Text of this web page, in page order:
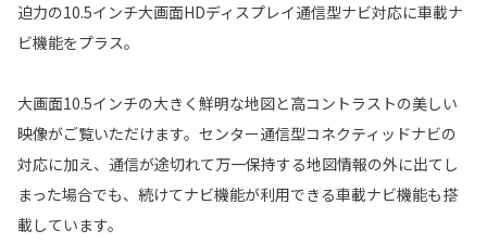
迫力の10.5インチ大画面HDディスプレイ通信型ナビ対応に車載ナ
ビ機能をプラス。
大画面10.5インチの大きく鮮明な地図と高コントラストの美しい
映像がご覧いただけます。センター通信型コネクティッドナビの
対応に加え、通信が途切れて万一保持する地図情報の外に出てし
まった場合でも、続けてナビ機能が利用できる車載ナビ機能も搭
載しています。